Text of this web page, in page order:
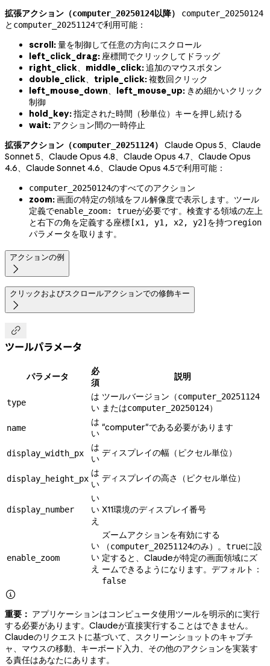
拡張アクション（computer_20250124以降） computer_20250124
と computer_20251124で利用可能：
scroll:量を制御して任意の方向にスクロール
left_click_drag: 座標間でクリックしてドラッグ
right_click、 middle_click:追加のマウスボタン
double_click、 triple_click:複数回クリック
left_mouse_down、 left_mouse_up: きめ細かいクリック
制御
hold_key:指定された時間（秒単位）キーを押し続ける
wait: アクション間の一時停止
拡張アクション（computer_20251124）
Claude Opus 5、Claude
Sonnet 5、Claude Opus 4.8、Claude Opus 4.7、Claude Opus
4.6、Claude Sonnet 4.6、Claude Opus 4.5で利用可能：
computer_20250124のすべてのアクション
zoom:画面の特定の領域をフル解像度で表示します。ツール
定義でenable_zoom: trueが必要です。検査する領域の左上
と右下の角を定義する座標 [x1, y1, x2, y2] を持つregion
パラメータを取ります。
アクションの例

クリックおよびスクロールアクションでの修飾キー


ツールパラメータ
パラメータ
必
須
説明
type
は
い
ツールバージョン（computer_20251124
またはcomputer_20250124）
name
は
い
"computer"である必要があります
display_width_px
は
い
ディスプレイの幅（ピクセル単位）
display_height_px
は
い
ディスプレイの高さ（ピクセル単位）
display_number
い
い
え
X11環境のディスプレイ番号
enable_zoom
い
い
え
ズームアクションを有効にする
（computer_20251124のみ）。 trueに設
定すると、Claudeが特定の画面領域にズ
ームできるようになります。デフォルト：
false

重要： アプリケーションはコンピュータ使用ツールを明示的に実行
する必要があります。Claudeが直接実行することはできません。
Claudeのリクエストに基づいて、スクリーンショットのキャプチ
ャ、マウスの移動、キーボード入力、その他のアクションを実装す
る責任はあなたにあります。